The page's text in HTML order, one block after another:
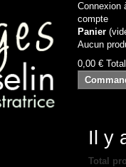
Connexion
compte
Panier
Aucun
0,00 € Total
Il y
Total